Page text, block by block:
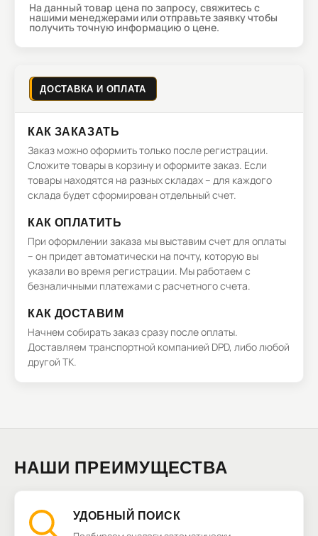
На данный товар цена по запросу, свяжитесь с
нашими менеджерами или отправьте заявку чтобы
получить точную информацию о цене.
ДОСТАВКА И ОПЛАТА
КАК ЗАКАЗАТЬ
Заказ можно оформить только после регистрации.
Сложите товары в корзину и оформите заказ. Если
товары находятся на разных складах – для каждого
склада будет сформирован отдельный счет.
КАК ОПЛАТИТЬ
При оформлении заказа мы выставим счет для оплаты
– он придет автоматически на почту, которую вы
указали во время регистрации. Мы работаем с
безналичными платежами с расчетного счета.
КАК ДОСТАВИМ
Начнем собирать заказ сразу после оплаты.
Доставляем транспортной компанией DPD, либо любой
другой ТК.
НАШИ ПРЕИМУЩЕСТВА
УДОБНЫЙ ПОИСК